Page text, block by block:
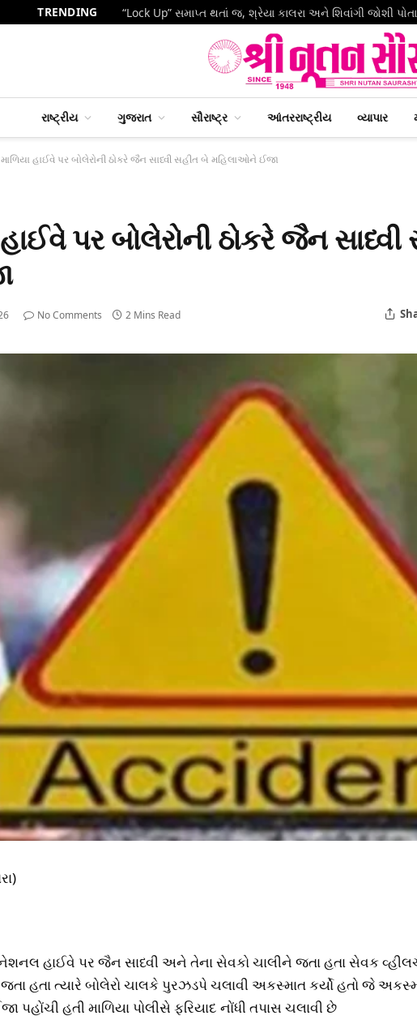
TRENDING
રાષ્ટ્રીય ગુજરાત સૌરાષ્ટ્ર આંતરરાષ્ટ્રીય વ્યાપાર
હાઈવે પર બોલેરોની ઠોકરે જૈન સાધ્વી સહીત બે મહિલાઓને ઈજા
પર બોલેરોની ઠોકરે જૈન
No Comments 2 Mins Read
નેશનલ હાઈવે પર જૈન સાધ્વી અને તેના સેવકો ચાલીને જતા હતા સેવક
જતા હતા ત્યારે બોલેરો ચાલકે પુરઝડપે ચલાવી અકસ્માત કર્યો હતો જે
પહોંચી હતી માળિયા પોલીસે ફરિયાદ નોંધી તપાસ ચલાવી છે